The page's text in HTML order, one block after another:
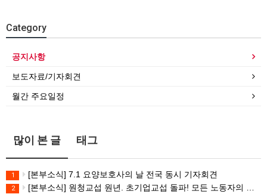
Category
공지사항
보도자료/기자회견
월간 주요일정
많이 본 글 태그
1 [본부소식] 7.1 요양보호사의 날 전국 동시 기자회견
2 [본부소식] 원청교섭 원년. 초기업교섭 돌파! 모든 노동자의 노동기본권 쟁취! 민주노총 7.15 총파업대회